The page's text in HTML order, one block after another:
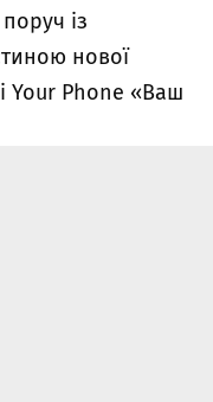
із
нової
Your Phone «Ваш